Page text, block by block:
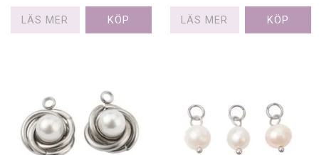
LÄS MER LÄS MER